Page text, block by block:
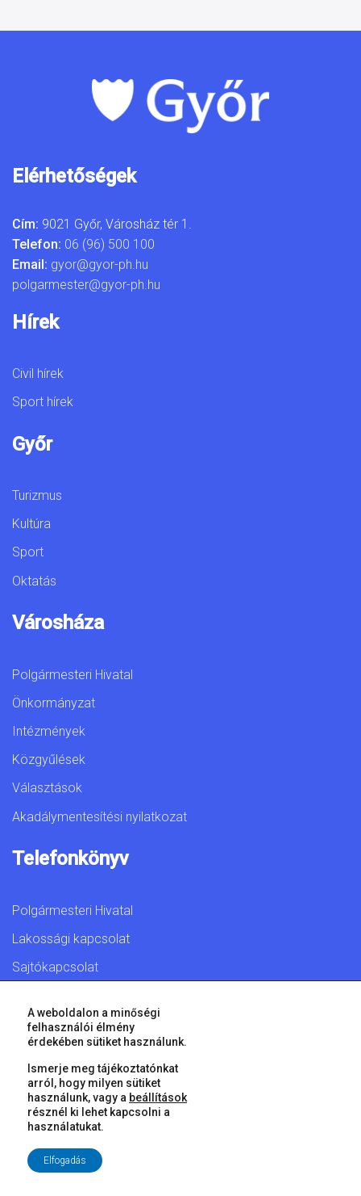
Elérhetőségek
Cím: 9021 Győr, Városház tér 1.
Telefon: 06 (96) 500 100
Email: gyor@gyor-ph.hu
polgarmester@gyor-ph.hu
Hírek
Civil hírek
Sport hírek
Győr
Turizmus
Kultúra
Sport
Oktatás
Városháza
Polgármesteri Hivatal
Önkormányzat
Intézmények
Közgyűlések
Választások
Akadálymentesítési nyilatkozat
Telefonkönyv
Polgármesteri Hivatal
Lakossági kapcsolat
Sajtókapcsolat
© 2026 Győr Megyei Jogú Város • Minden jog fenntartva!
A weboldalon a minőségi
felhasználói élmény
érdekében sütiket használunk.
Ismerje meg tájékoztatónkat
arról, hogy milyen sütiket
használunk, vagy a beállítások
résznél ki lehet kapcsolni a
használatukat.
Elfogadás